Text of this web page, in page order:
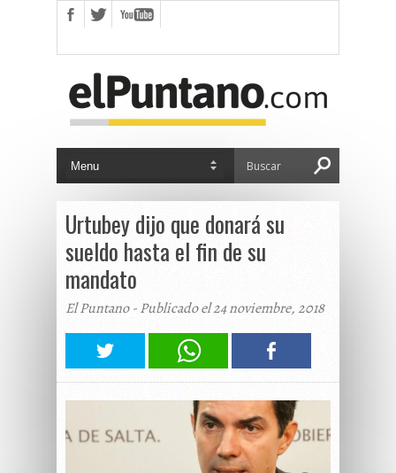
Urtubey dijo que donará su
sueldo hasta el fin de su
mandato
El Puntano - Publicado el 24 noviembre, 2018